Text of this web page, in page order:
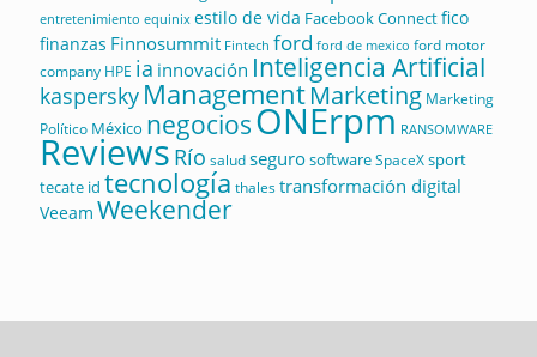
entretenimiento equinix estilo de vida Facebook Connectfico
finanzas Finnosummit Fintech ford ford de mexico ford motor
company HPE ia innovación Inteligencia Artificial
kaspersky ManagementMarketing Marketing
Político México negociosONErpm RANSOMWARE
Reviews Río saludsegurosoftwareSpaceXsport
tecate id tecnología thalestransformación digital
Veeam Weekender